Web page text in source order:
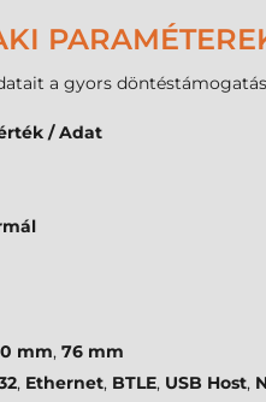
a gyors
/ Adat
mm, 76 mm
, Ethernet, BTLE, USB Host,